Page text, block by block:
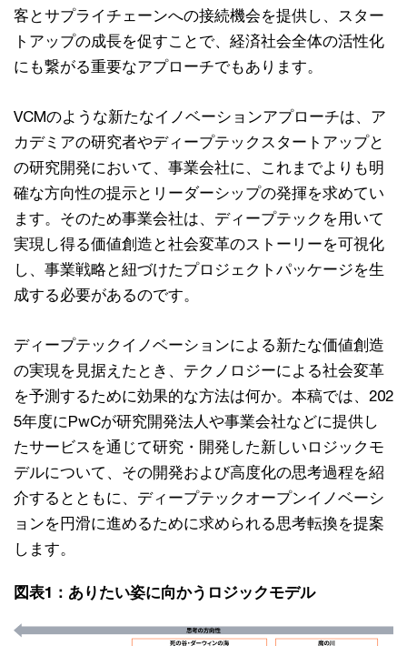
客とサプライチェーンへの接続機会を提供し、スター
トアップの成長を促すことで、経済社会全体の活性化
にも繋がる重要なアプローチでもあります。
VCMのような新たなイノベーションアプローチは、ア
カデミアの研究者やディープテックスタートアップと
の研究開発において、事業会社に、これまでよりも明
確な方向性の提示とリーダーシップの発揮を求めてい
ます。そのため事業会社は、ディープテックを用いて
実現し得る価値創造と社会変革のストーリーを可視化
し、事業戦略と紐づけたプロジェクトパッケージを生
成する必要があるのです。
ディープテックイノベーションによる新たな価値創造
の実現を見据えたとき、テクノロジーによる社会変革
を予測するために効果的な方法は何か。本稿では、202
5年度にPwCが研究開発法人や事業会社などに提供し
たサービスを通じて研究・開発した新しいロジックモ
デルについて、その開発および高度化の思考過程を紹
介するとともに、ディープテックオープンイノベーシ
ョンを円滑に進めるために求められる思考転換を提案
します。
図表1：ありたい姿に向かうロジックモデル